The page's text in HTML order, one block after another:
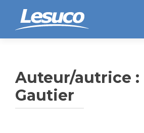
Auteur/autrice :
Gautier